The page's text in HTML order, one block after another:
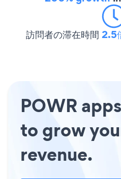
訪問者の滞在時間 2.5
POWR
to grow
revenue.